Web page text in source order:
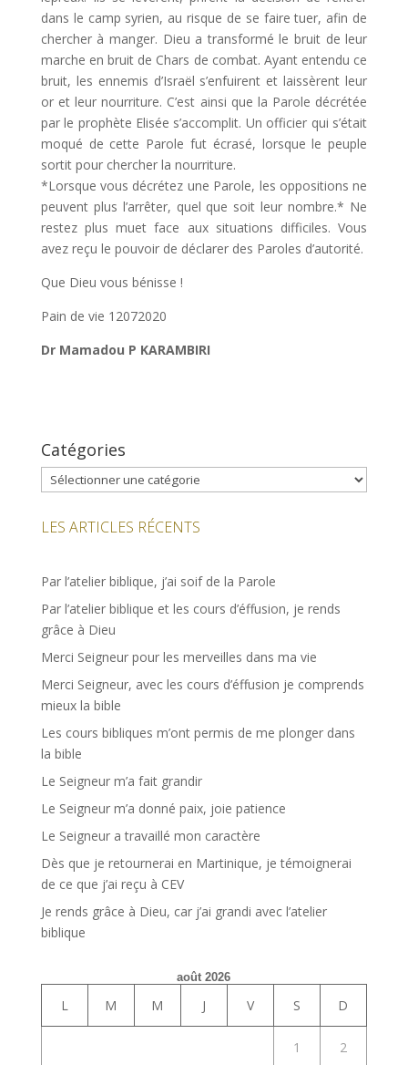
dans le camp syrien, au risque de se faire tuer, afin de
chercher à manger. Dieu a transformé le bruit de leur
marche en bruit de Chars de combat. Ayant entendu ce
bruit, les ennemis d’Israël s’enfuirent et laissèrent leur
or et leur nourriture. C’est ainsi que la Parole décrétée
par le prophète Elisée s’accomplit. Un officier qui s’était
moqué de cette Parole fut écrasé, lorsque le peuple
sortit pour chercher la nourriture.
*Lorsque vous décrétez une Parole, les oppositions ne
peuvent plus l’arrêter, quel que soit leur nombre.* Ne
restez plus muet face aux situations difficiles. Vous
avez reçu le pouvoir de déclarer des Paroles d’autorité.
Que Dieu vous bénisse !
Pain de vie 12072020
Dr Mamadou P KARAMBIRI
Catégories
Catégories
LES ARTICLES RÉCENTS
Par l’atelier biblique, j’ai soif de la Parole
Par l’atelier biblique et les cours d’éffusion, je rends
grâce à Dieu
Merci Seigneur pour les merveilles dans ma vie
Merci Seigneur, avec les cours d’éffusion je comprends
mieux la bible
Les cours bibliques m’ont permis de me plonger dans
la bible
Le Seigneur m’a fait grandir
Le Seigneur m’a donné paix, joie patience
Le Seigneur a travaillé mon caractère
Dès que je retournerai en Martinique, je témoignerai
de ce que j’ai reçu à CEV
Je rends grâce à Dieu, car j’ai grandi avec l’atelier
biblique
août 2026
L M M J V S D
1 2